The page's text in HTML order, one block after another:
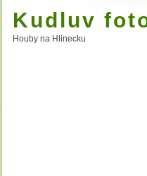
Kudluv
Houby na Hlinecku